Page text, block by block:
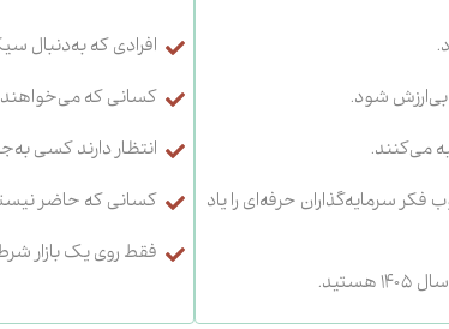
افرادی که به‌دنبال
کسانی که
انتظار دارند کسی
کسانی که حاضر
فقط روی یک بازار
بی‌ارزش شود.
می‌کنند.
سرمایه‌گذاران حرفه‌ای را یاد